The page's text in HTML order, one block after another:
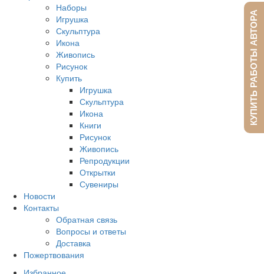
Наборы
Игрушка
Скульптура
Икона
Живопись
Рисунок
Купить
Игрушка
Скульптура
Икона
Книги
Рисунок
Живопись
Репродукции
Открытки
Сувениры
Новости
Контакты
Обратная связь
Вопросы и ответы
Доставка
Пожертвования
КУПИТЬ РАБОТЫ АВТОРА